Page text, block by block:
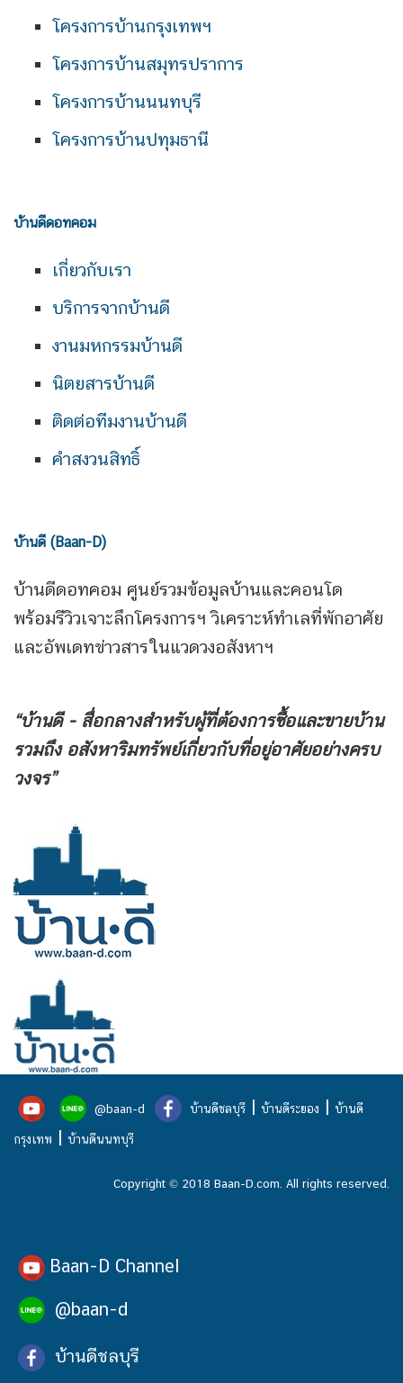
โครงการบ้านกรุงเทพฯ
โครงการบ้านสมุทรปราการ
โครงการบ้านนนทบุรี
โครงการบ้านปทุมธานี
บ้านดีดอทคอม
เกี่ยวกับเรา
บริการจากบ้านดี
งานมหกรรมบ้านดี
นิตยสารบ้านดี
ติดต่อทีมงานบ้านดี
คำสงวนสิทธิ์
บ้านดี (Baan-D)
บ้านดีดอทคอม ศูนย์รวมข้อมูลบ้านและคอนโด
พร้อมรีวิวเจาะลึกโครงการฯ วิเคราะห์ทำเลที่พักอาศัย
และอัพเดทข่าวสารในแวดวงอสังหาฯ
“บ้านดี - สื่อกลางสำหรับผู้ที่ต้องการซื้อและขายบ้าน
รวมถึง อสังหาริมทรัพย์เกี่ยวกับที่อยู่อาศัยอย่างครบ
วงจร”
@baan-d บ้านดีชลบุรี | บ้านดีระยอง | บ้านดี
กรุงเทพ | บ้านดีนนทบุรี
Copyright © 2018 Baan-D.com. All rights reserved.
Baan-D Channel
@baan-d
บ้านดีชลบุรี